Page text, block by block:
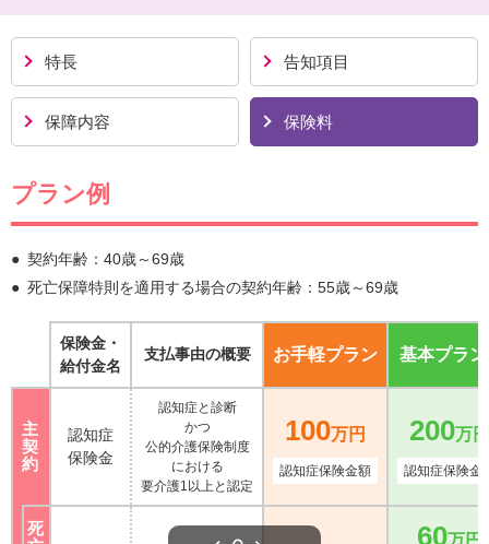
特長 告知項目
保障内容 保険料
プラン例
契約年齢：40歳～69歳
死亡保障特則を適用する場合の契約年齢：55歳～69歳
保険金・
給付金名
支払事由の概要 お手軽プラン 基本プラン
主
契
約
認知症
保険金
認知症と診断
かつ
公的介護保険制度
における
要介護1以上と認定
100万円
認知症保険金額
200万円
認知症保険金
死
60万円